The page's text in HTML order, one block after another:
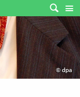
©dpa